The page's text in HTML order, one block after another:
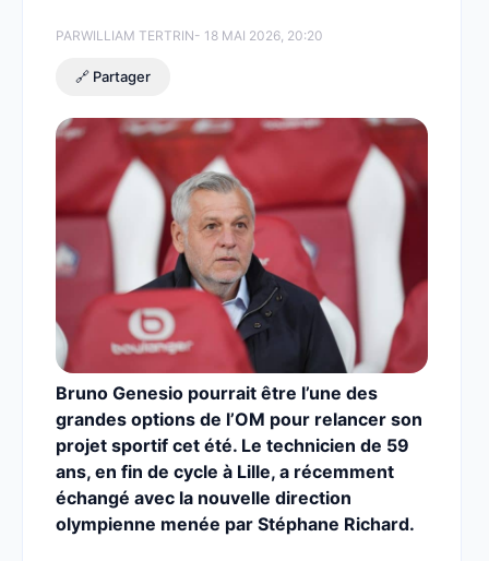
PARWILLIAM TERTRIN- 18 MAI 2026, 20:20
🔗 Partager
Bruno Genesio pourrait être l’une des
grandes options de l’OM pour relancer son
projet sportif cet été. Le technicien de 59
ans, en fin de cycle à Lille, a récemment
échangé avec la nouvelle direction
olympienne menée par Stéphane Richard.